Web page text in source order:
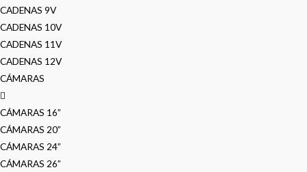
CADENAS 9V
CADENAS 10V
CADENAS 11V
CADENAS 12V
CÁMARAS
CÁMARAS 16”
CÁMARAS 20”
CÁMARAS 24”
CÁMARAS 26”